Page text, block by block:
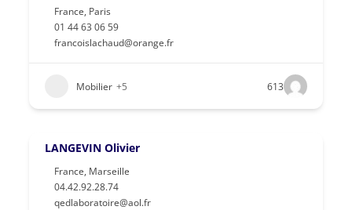
France, Paris
01 44 63 06 59
francoislachaud@orange.fr
Mobilier +5 613
LANGEVIN Olivier
France, Marseille
04.42.92.28.74
qedlaboratoire@aol.fr